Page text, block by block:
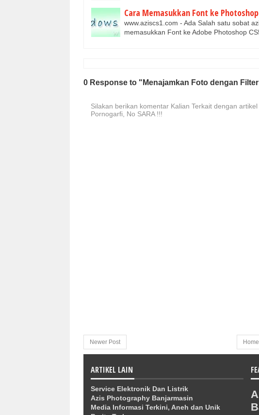
Cara Memasukkan Font ke Photoshop
www.aziscs1.com - Ada Salah satu sobat
memasukkan Font ke Adobe Photoshop
0 Response to "Menajamkan Foto dengan
Silakan berikan komentar Kalian Terkait dengan
Pornogarfi, No SARA !!!
Newer Post Home
ARTIKEL LAIN
Service Elektronik Dan Listrik
Azis Photography Banjarmasin
Media Informasi Terkini, Aneh dan Unik